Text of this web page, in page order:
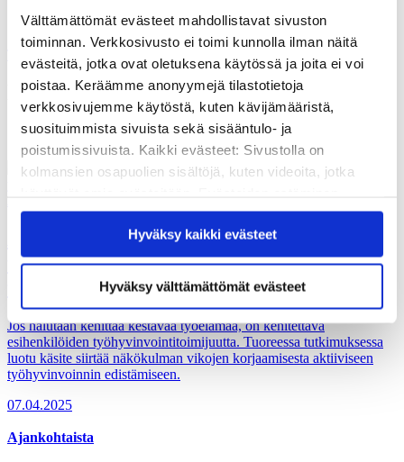
Välttämättömät evästeet mahdollistavat sivuston
toiminnan. Verkkosivusto ei toimi kunnolla ilman näitä
evästeitä, jotka ovat oletuksena käytössä ja joita ei voi
poistaa. Keräämme anonyymejä tilastotietoja
verkkosivujemme käytöstä, kuten kävijämääristä,
suosituimmista sivuista sekä sisääntulo- ja
poistumissivuista. Kaikki evästeet: Sivustolla on
kolmansien osapuolien sisältöjä, kuten videoita, jotka
saattaa estää näiden sisältöjen näkymisen.
Hyväksymällä kaikki evästeet varmistat, että kaikki
sisältö on käytettävissäsi.
Hyväksy kaikki evästeet
Hyväksy välttämättömät evästeet
Yhteystiedot
Tilaa uutiskirje
hyvinvointi
Aikuiskasvatus: Esihenkilön
työhyvinvointitoimijuus vahvistaa koko
työyhteisöä
Jos halutaan kehittää kestävää työelämää, on kehitettävä
esihenkilöiden työhyvinvointitoimijuutta. Tuoreessa tutkimuksessa
luotu käsite siirtää näkökulman vikojen korjaamisesta aktiiviseen
työhyvinvoinnin edistämiseen.
07.04.2025
Ajankohtaista